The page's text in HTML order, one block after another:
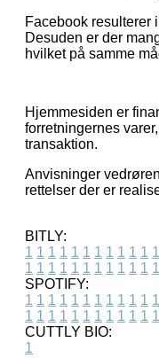
Facebook resulterer
Desuden er der
hvilket på samme
Hjemmesiden er
forretningernes
transaktion.
Anvisninger
rettelser der er
BITLY:
1 1 1 1 1 1 1 1 1 1 1 1
1 1 1 1 1 1 1 1 1 1 1 1
SPOTIFY:
1 1 1 1 1 1 1 1 1 1 1 1
1 1 1 1 1 1 1 1 1 1 1 1
CUTTLY BIO:
1